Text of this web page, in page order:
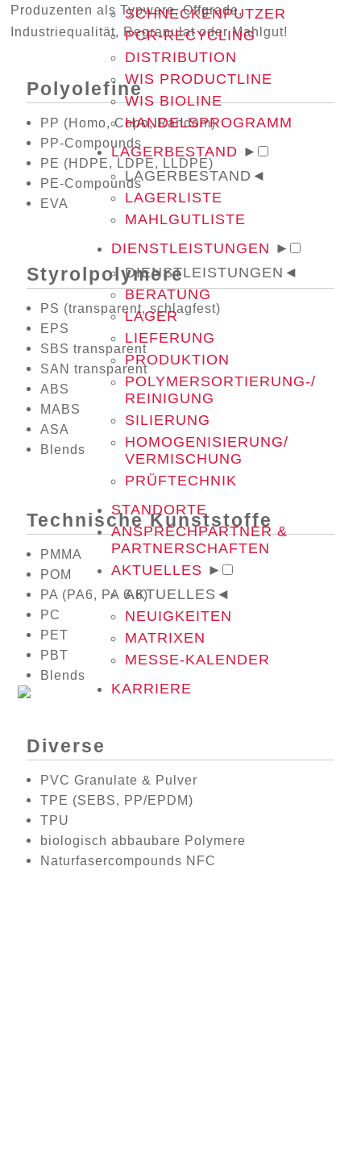
SCHNECKENPUTZER
PCR-RECYCLING
DISTRIBUTION
WIS PRODUCTLINE
WIS BIOLINE
HANDELSPROGRAMM
LAGERBESTAND ►
LAGERBESTAND ◄
LAGERLISTE
MAHLGUTLISTE
DIENSTLEISTUNGEN ►
DIENSTLEISTUNGEN ◄
BERATUNG
LAGER
LIEFERUNG
PRODUKTION
POLYMERSORTIERUNG-/
REINIGUNG
SILIERUNG
HOMOGENISIERUNG/
VERMISCHUNG
PRÜFTECHNIK
STANDORTE
ANSPRECHPARTNER &
PARTNERSCHAFTEN
AKTUELLES ►
AKTUELLES ◄
NEUIGKEITEN
MATRIXEN
MESSE-KALENDER
KARRIERE
Produzenten als Typware, Offgrade,
Industriequalität, Regranulat oder Mahlgut!
Polyolefine
PP (Homo, Copo, Random)
PP-Compounds
PE (HDPE, LDPE, LLDPE)
PE-Compounds
EVA
Styrolpolymere
PS (transparent, schlagfest)
EPS
SBS transparent
SAN transparent
ABS
MABS
ASA
Blends
Technische Kunststoffe
PMMA
POM
PA (PA6, PA 6.6)
PC
PET
PBT
Blends
Diverse
PVC Granulate & Pulver
TPE (SEBS, PP/EPDM)
TPU
biologisch abbaubare Polymere
Naturfasercompounds NFC